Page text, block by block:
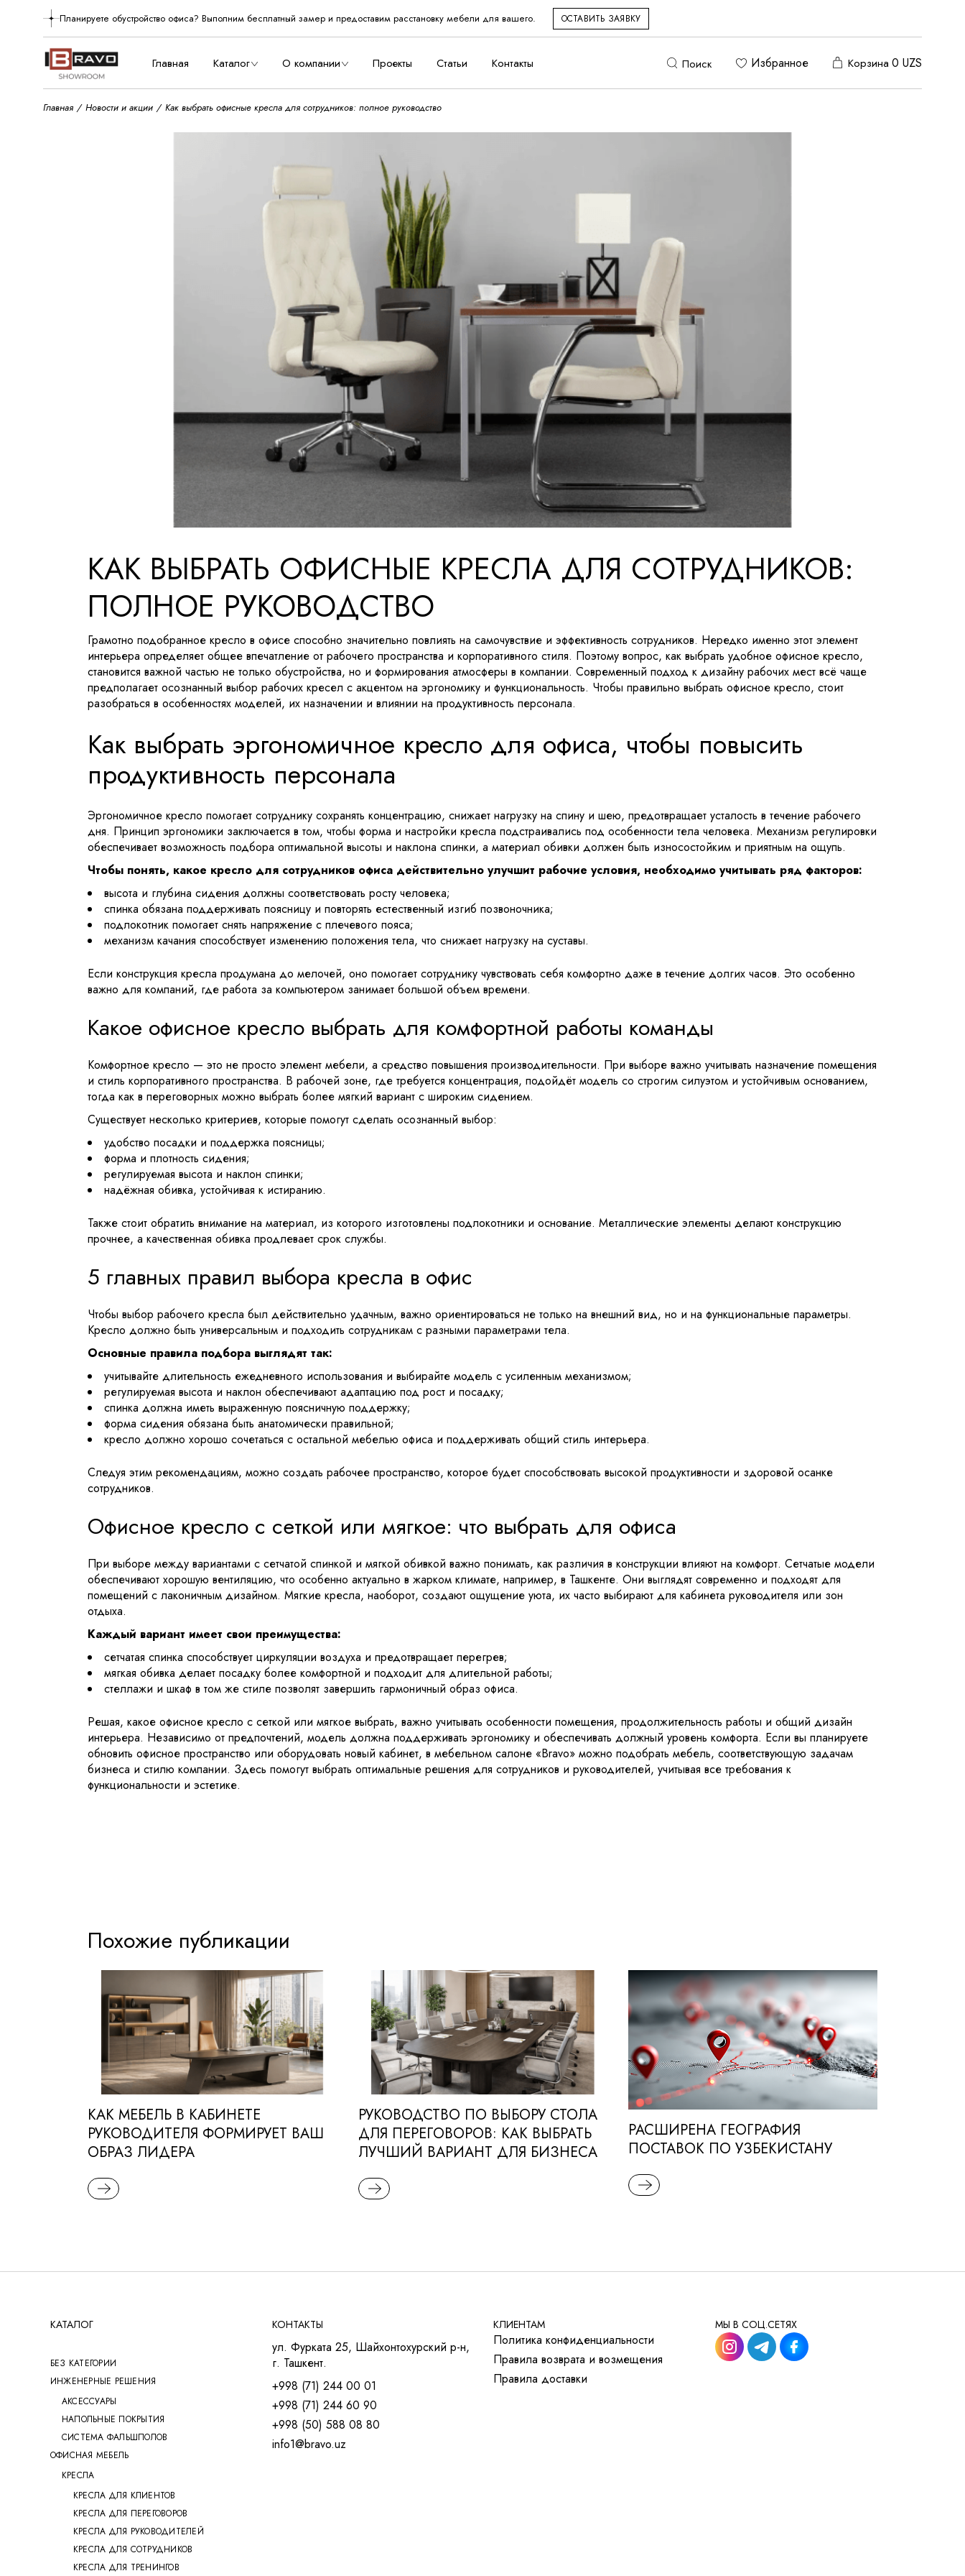
Планируете обустройство офиса? Выполним бесплатный замер и предоставим расстановку мебели для вашего. ОСТАВИТЬ ЗАЯВКУ
Главная Каталог О компании
О нас
Производство
Проекты Статьи Контакты Поиск Избранное Корзина 0 UZS
О нас
Главная Новости и акции Как выбрать офисные кресла для сотрудников: полное руководство
КАК ВЫБРАТЬ ОФИСНЫЕ КРЕСЛА ДЛЯ СОТРУДНИКОВ:
ПОЛНОЕ РУКОВОДСТВО
Грамотно подобранное кресло в офисе способно значительно повлиять на самочувствие и эффективность сотрудников. Нередко именно этот элемент
интерьера определяет общее впечатление от рабочего пространства и корпоративного стиля. Поэтому вопрос, как выбрать удобное офисное кресло,
становится важной частью не только обустройства, но и формирования атмосферы в компании. Современный подход к дизайну рабочих мест всё чаще
предполагает осознанный выбор рабочих кресел с акцентом на эргономику и функциональность. Чтобы правильно выбрать офисное кресло, стоит
разобраться в особенностях моделей, их назначении и влиянии на продуктивность персонала.
Как выбрать эргономичное кресло для офиса, чтобы повысить
продуктивность персонала
Эргономичное кресло помогает сотруднику сохранять концентрацию, снижает нагрузку на спину и шею, предотвращает усталость в течение рабочего
дня. Принцип эргономики заключается в том, чтобы форма и настройки кресла подстраивались под особенности тела человека. Механизм регулировки
обеспечивает возможность подбора оптимальной высоты и наклона спинки, а материал обивки должен быть износостойким и приятным на ощупь.
Чтобы понять, какое кресло для сотрудников офиса действительно улучшит рабочие условия, необходимо учитывать ряд факторов:
высота и глубина сидения должны соответствовать росту человека;
спинка обязана поддерживать поясницу и повторять естественный изгиб позвоночника;
подлокотник помогает снять напряжение с плечевого пояса;
механизм качания способствует изменению положения тела, что снижает нагрузку на суставы.
Если конструкция кресла продумана до мелочей, оно помогает сотруднику чувствовать себя комфортно даже в течение долгих часов. Это особенно
важно для компаний, где работа за компьютером занимает большой объем времени.
Какое офисное кресло выбрать для комфортной работы команды
Комфортное кресло — это не просто элемент мебели, а средство повышения производительности. При выборе важно учитывать назначение помещения
и стиль корпоративного пространства. В рабочей зоне, где требуется концентрация, подойдёт модель со строгим силуэтом и устойчивым основанием,
тогда как в переговорных можно выбрать более мягкий вариант с широким сидением.
Существует несколько критериев, которые помогут сделать осознанный выбор:
удобство посадки и поддержка поясницы;
форма и плотность сидения;
регулируемая высота и наклон спинки;
надёжная обивка, устойчивая к истиранию.
Также стоит обратить внимание на материал, из которого изготовлены подлокотники и основание. Металлические элементы делают конструкцию
прочнее, а качественная обивка продлевает срок службы.
5 главных правил выбора кресла в офис
Чтобы выбор рабочего кресла был действительно удачным, важно ориентироваться не только на внешний вид, но и на функциональные параметры.
Кресло должно быть универсальным и подходить сотрудникам с разными параметрами тела.
Основные правила подбора выглядят так:
учитывайте длительность ежедневного использования и выбирайте модель с усиленным механизмом;
регулируемая высота и наклон обеспечивают адаптацию под рост и посадку;
спинка должна иметь выраженную поясничную поддержку;
форма сидения обязана быть анатомически правильной;
кресло должно хорошо сочетаться с остальной мебелью офиса и поддерживать общий стиль интерьера.
Следуя этим рекомендациям, можно создать рабочее пространство, которое будет способствовать высокой продуктивности и здоровой осанке
сотрудников.
Офисное кресло с сеткой или мягкое: что выбрать для офиса
При выборе между вариантами с сетчатой спинкой и мягкой обивкой важно понимать, как различия в конструкции влияют на комфорт. Сетчатые модели
обеспечивают хорошую вентиляцию, что особенно актуально в жарком климате, например, в Ташкенте. Они выглядят современно и подходят для
помещений с лаконичным дизайном. Мягкие кресла, наоборот, создают ощущение уюта, их часто выбирают для кабинета руководителя или зон
отдыха.
Каждый вариант имеет свои преимущества:
сетчатая спинка способствует циркуляции воздуха и предотвращает перегрев;
мягкая обивка делает посадку более комфортной и подходит для длительной работы;
стеллажи и шкаф в том же стиле позволят завершить гармоничный образ офиса.
Решая, какое офисное кресло с сеткой или мягкое выбрать, важно учитывать особенности помещения, продолжительность работы и общий дизайн
интерьера. Независимо от предпочтений, модель должна поддерживать эргономику и обеспечивать должный уровень комфорта. Если вы планируете
обновить офисное пространство или оборудовать новый кабинет, в мебельном салоне «Bravo» можно подобрать мебель, соответствующую задачам
бизнеса и стилю компании. Здесь помогут выбрать оптимальные решения для сотрудников и руководителей, учитывая все требования к
функциональности и эстетике.
Похожие публикации
КАК МЕБЕЛЬ В КАБИНЕТЕ
РУКОВОДИТЕЛЯ ФОРМИРУЕТ ВАШ
ОБРАЗ ЛИДЕРА
READ MORE
РУКОВОДСТВО ПО ВЫБОРУ СТОЛА
ДЛЯ ПЕРЕГОВОРОВ: КАК ВЫБРАТЬ
ЛУЧШИЙ ВАРИАНТ ДЛЯ БИЗНЕСА
READ MORE
РАСШИРЕНА ГЕОГРАФИЯ
ПОСТАВОК ПО УЗБЕКИСТАНУ
READ MORE
КАТАЛОГ
БЕЗ КАТЕГОРИИ
ИНЖЕНЕРНЫЕ РЕШЕНИЯ
АКСЕССУАРЫ
НАПОЛЬНЫЕ ПОКРЫТИЯ
СИСТЕМА ФАЛЬШПОЛОВ
ОФИСНАЯ МЕБЕЛЬ
КРЕСЛА
КРЕСЛА ДЛЯ КЛИЕНТОВ
КРЕСЛА ДЛЯ ПЕРЕГОВОРОВ
КРЕСЛА ДЛЯ РУКОВОДИТЕЛЕЙ
КРЕСЛА ДЛЯ СОТРУДНИКОВ
КРЕСЛА ДЛЯ ТРЕНИНГОВ
КОНТАКТЫ
ул. Фурката 25, Шайхонтохурский р-н,
г. Ташкент.
+998 (71) 244 00 01
+998 (71) 244 60 90
+998 (50) 588 08 80
info1@bravo.uz
КЛИЕНТАМ
Политика конфиденциальности
Правила возврата и возмещения
Правила доставки
МЫ В СОЦ.СЕТЯХ